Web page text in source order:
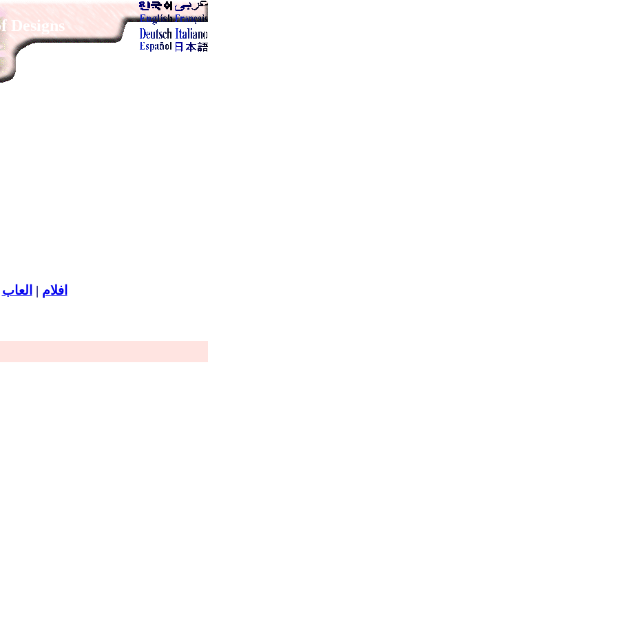
افلام | العاب